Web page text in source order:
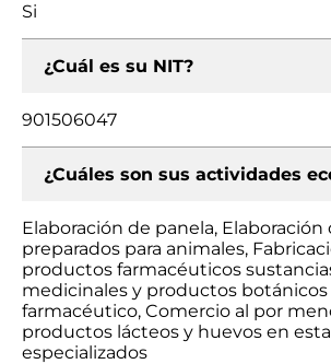
Si
¿Cuál es su NIT?
901506047
¿Cuáles son sus actividades
Elaboración de panela,
preparados para animales,
productos farmacéuticos
medicinales y productos botánicos
farmacéutico, Comercio al por
productos lácteos y huevos en
especializados